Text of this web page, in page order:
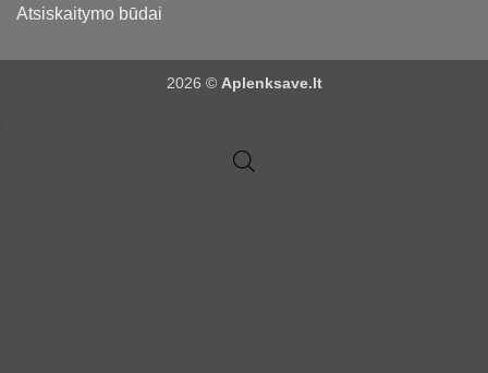
Atsiskaitymo būdai
2026 © Aplenksave.lt